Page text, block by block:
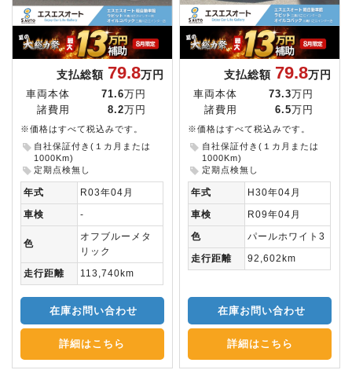
支払総額 79.8万円
車両本体 71.6 万円
諸費用
8.2 万円
※価格はすべて税込みです。
自社保証付き(１カ月または
1000Km)
定期点検無し
年式
R03年04月
車検
-
色
オフブルーメタ
リック
走行距離
113,740km
在庫お問い合わせ
詳細はこちら
支払総額 79.8万円
車両本体 73.3 万円
諸費用
6.5 万円
※価格はすべて税込みです。
自社保証付き(１カ月または
1000Km)
定期点検無し
年式
H30年04月
車検
R09年04月
色
パールホワイト3
走行距離
92,602km
在庫お問い合わせ
詳細はこちら